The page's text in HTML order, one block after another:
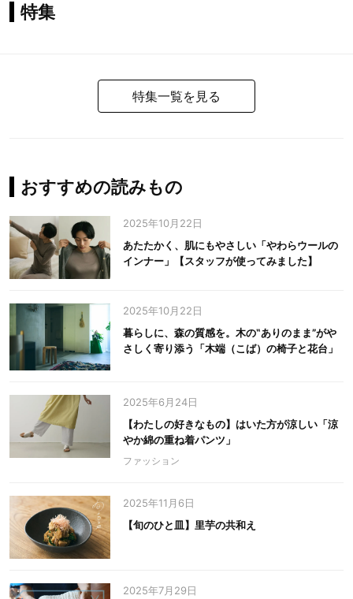
特集
特集一覧を見る
おすすめの読みもの
2025年10月22日
あたたかく、肌にもやさしい「やわらウールの
インナー」【スタッフが使ってみました】
2025年10月22日
暮らしに、森の質感を。木の‟ありのまま”がや
さしく寄り添う「木端（こば）の椅子と花台」
2025年6月24日
【わたしの好きなもの】はいた方が涼しい「涼
やか綿の重ね着パンツ」
ファッション
2025年11月6日
【旬のひと皿】里芋の共和え
2025年7月29日